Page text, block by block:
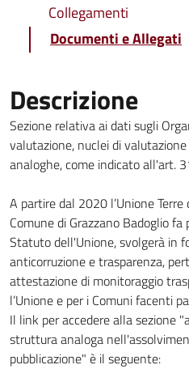
Collegamenti
Documenti e Allegati
Descrizione
Sezione relativa ai dati sugli
valutazione, nuclei di
analoghe, come indicato all'art.
A partire dal 2020 l’Unione
Comune di Grazzano Badoglio
Statuto dell'Unione, svolgerà in
anticorruzione e trasparenza,
attestazione di monitoraggio
l’Unione e per i Comuni facenti
Il link per accedere alla sezione
struttura analoga
pubblicazione" è il seguente: